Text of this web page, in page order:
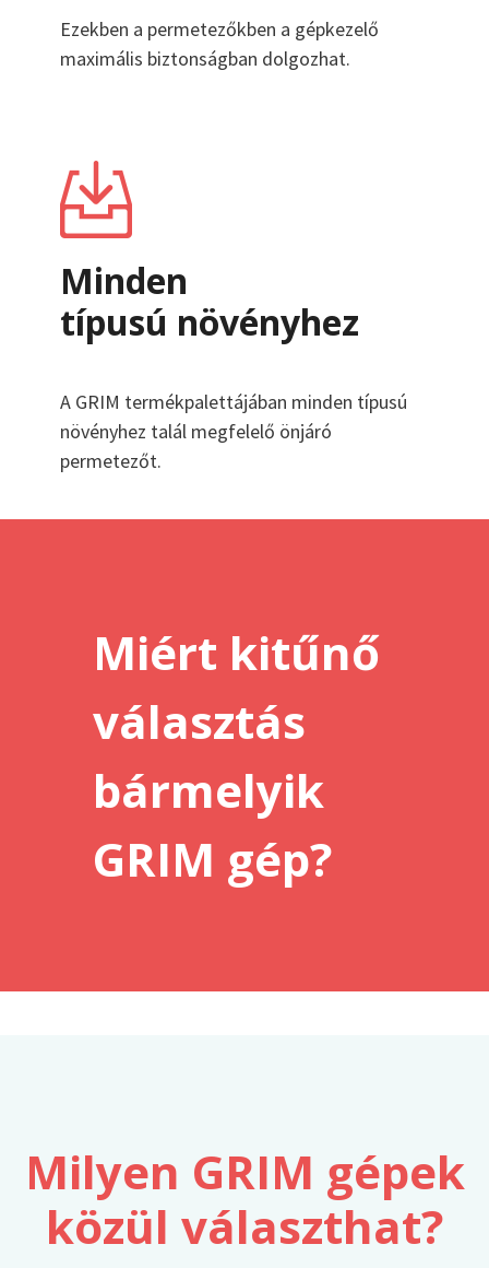
Ezekben a permetezőkben a gépkezelő
maximális biztonságban dolgozhat.
Minden
típusú növényhez
A GRIM termékpalettájában minden típusú
növényhez talál megfelelő önjáró
permetezőt.
Miért kitűnő
választás
bármelyik
GRIM gép?
Milyen GRIM gépek
közül választhat?